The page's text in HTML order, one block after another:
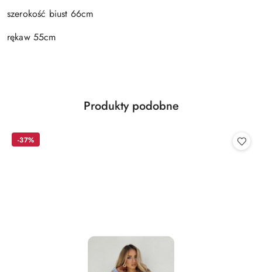
szerokość biust 66cm
rękaw 55cm
Pomiń karuzelę produktów
Produkty
Produkty podobne
-37%